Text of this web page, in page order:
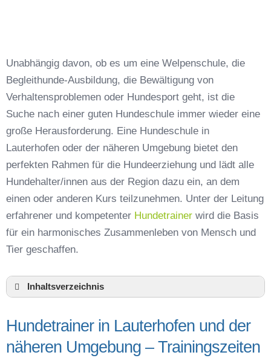
Unabhängig davon, ob es um eine Welpenschule, die
Begleithunde-Ausbildung, die Bewältigung von
Verhaltensproblemen oder Hundesport geht, ist die
Suche nach einer guten Hundeschule immer wieder eine
große Herausforderung. Eine Hundeschule in
Lauterhofen oder der näheren Umgebung bietet den
perfekten Rahmen für die Hundeerziehung und lädt alle
Hundehalter/innen aus der Region dazu ein, an dem
einen oder anderen Kurs teilzunehmen. Unter der Leitung
erfahrener und kompetenter Hundetrainer wird die Basis
für ein harmonisches Zusammenleben von Mensch und
Tier geschaffen.
Inhaltsverzeichnis
Hundetrainer in Lauterhofen und der näheren
Telefonnummer
Hundetrainer in Lauterhofen und der
näheren Umgebung – Trainingszeiten